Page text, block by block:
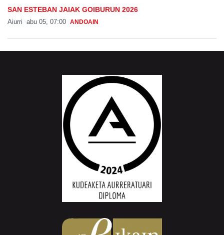
SAN ESTEBAN JAIAK GOIBURUN 2026
Aiurri abu 05, 07:00 ANDOAIN